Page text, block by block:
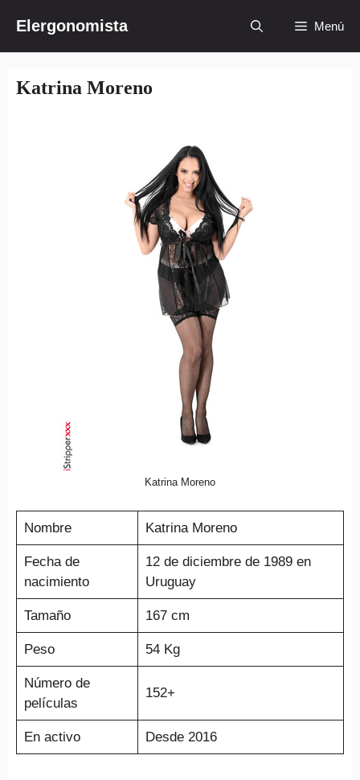
contenido
Elergonomista Menú
Katrina Moreno
Katrina Moreno
Nombre Katrina Moreno
Fecha de
nacimiento
12 de diciembre de 1989 en
Uruguay
Tamaño 167 cm
Peso 54 Kg
Número de
películas
152+
En activo Desde 2016